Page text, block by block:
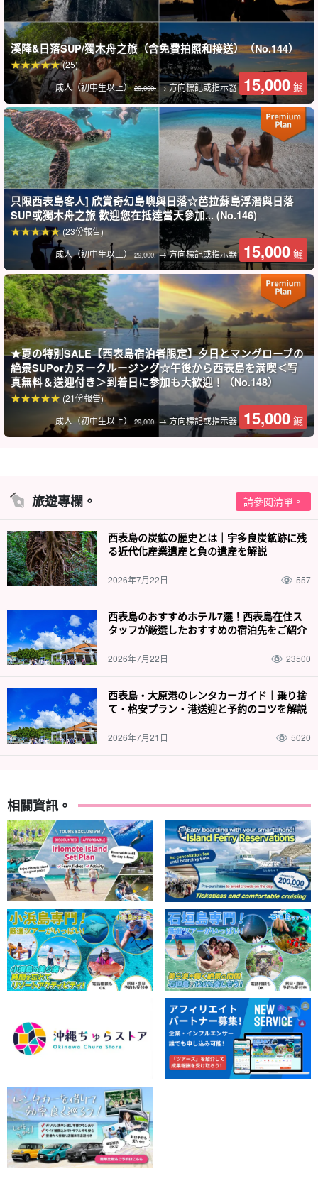
鼂您可以與
安全可靠，有導遊提供良好的支援！
總參與人數已超過 300,000 人！許多人都安全地享受了旅遊的樂
趣。具有水上救援資格的嚮導。公司為每個人提供安全可靠的支
援。
夜晚的西表島與白天不同，充滿魅力。
參加星空與夜間叢林之旅。
稍事休息，晚上探索叢林！ 尋找亞熱帶氣候特有的動植物，在滿天
只用一盞燈就能在叢林中翱翔！驚心動魄的冒險
世界自然遺產叢林可在夜間探索。 西表島住宿優惠是！一盞燈就能
在叢林中穿梭的夜間探險，一定會讓大人和小孩都興奮不已。
溪降&日落SUP/獨木舟之旅（含免費拍照和接送）（No.144）
成人（初中生以上）29,000.→ 方向標記或指示器 15,000 鑢
(25)
只限西表島客人] 欣賞奇幻島嶼與日落☆芭拉蘇島浮潛與日落
SUP或獨木舟之旅 歡迎您在抵達當天參加... (No.146)
成人（初中生以上） 29,000.→ 方向標記或指示器 15,000 鑢
(23份報告)
★夏の特別SALE【西表島宿泊者限定】夕日とマングローブの
絶景SUPorカヌークルージング☆午後から西表島を満喫＜写
真無料＆送迎付き＞到着日に参加も大歓迎！（No.148）
成人（初中生以上） 29,000. → 方向標記或指示器 15,000 鑢
(21份報告)
旅遊專欄。 請參閱清單。
西表島の炭鉱の歴史とは｜宇多良炭鉱跡に残
る近代化産業遺産と負の遺産を解説
2026年7月22日 557
西表島のおすすめホテル7選！西表島在住ス
タッフが厳選したおすすめの宿泊先をご紹介
2026年7月22日 23500
西表島・大原港のレンタカーガイド｜乗り捨
て・格安プラン・港送迎と予約のコツを解説
2026年7月21日 5020
相關資訊。